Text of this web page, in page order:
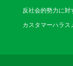
反社会的勢力に対
カスタマーハラス